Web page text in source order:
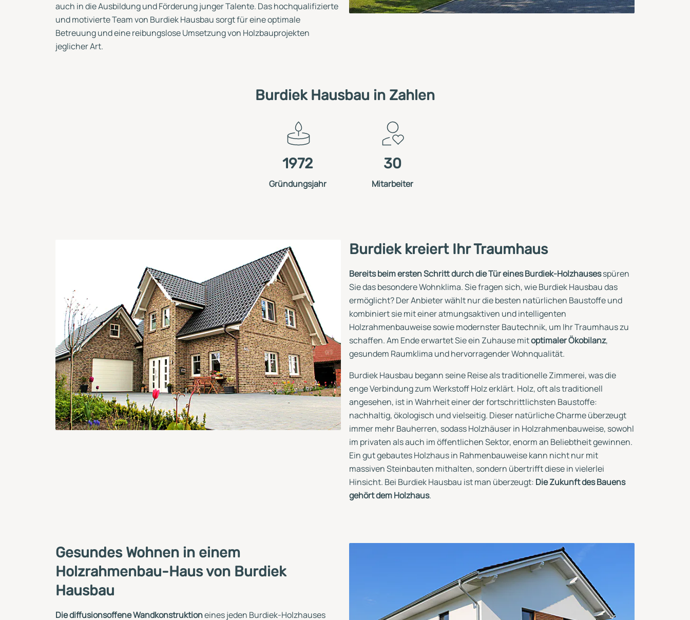
auch in die Ausbildung und Förderung junger Talente. Das hochqualifizierte
und motivierte Team von Burdiek Hausbau sorgt für eine optimale
Betreuung und eine reibungslose Umsetzung von Holzbauprojekten
jeglicher Art.
Burdiek Hausbau in Zahlen
1972
Gründungsjahr
30
Mitarbeiter
Burdiek kreiert Ihr Traumhaus
Bereits beim ersten Schritt durch die Tür eines Burdiek-Holzhausesspüren
Sie das besondere Wohnklima. Sie fragen sich, wie Burdiek Hausbau das
ermöglicht? Der Anbieter wählt nur die besten natürlichen Baustoffe und
kombiniert sie mit einer atmungsaktiven und intelligenten
Holzrahmenbauweise sowie modernster Bautechnik, um Ihr Traumhaus zu
schaffen. Am Ende erwartet Sie ein Zuhause mitoptimaler Ökobilanz,
gesundem Raumklima und hervorragender Wohnqualität.
Burdiek Hausbau begann seine Reise als traditionelle Zimmerei, was die
enge Verbindung zum Werkstoff Holz erklärt. Holz, oft als traditionell
angesehen, ist in Wahrheit einer der fortschrittlichsten Baustoffe:
nachhaltig, ökologisch und vielseitig. Dieser natürliche Charme überzeugt
immer mehr Bauherren, sodass Holzhäuser in Holzrahmenbauweise, sowohl
im privaten als auch im öffentlichen Sektor, enorm an Beliebtheit gewinnen.
Ein gut gebautes Holzhaus in Rahmenbauweise kann nicht nur mit
massiven Steinbauten mithalten, sondern übertrifft diese in vielerlei
Hinsicht. Bei Burdiek Hausbau ist man überzeugt: Die Zukunft des Bauens
gehört dem Holzhaus.
Gesundes Wohnen in einem
Holzrahmenbau-Haus von Burdiek
Hausbau
Die diffusionsoffene Wandkonstruktioneines jeden Burdiek-Holzhauses